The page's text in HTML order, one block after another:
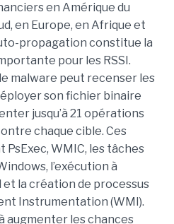
en Amérique du
en Europe, en Afrique et
propagation constitue la
pour les RSSI.
malware peut recenser les
son fichier binaire
jusqu’à 21 opérations
chaque cible. Ces
WMIC, les tâches
l’exécution à
la création de processus
Instrumentation (WMI).
augmenter les chances